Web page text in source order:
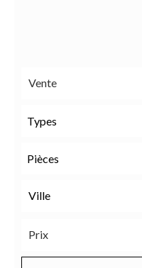
Types
Pièces